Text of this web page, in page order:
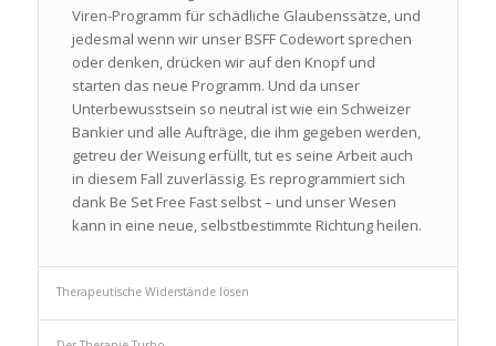
Viren-Programm für schädliche Glaubenssätze, und
jedesmal wenn wir unser BSFF Codewort sprechen
oder denken, drücken wir auf den Knopf und
starten das neue Programm. Und da unser
Unterbewusstsein so neutral ist wie ein Schweizer
Bankier und alle Aufträge, die ihm gegeben werden,
getreu der Weisung erfüllt, tut es seine Arbeit auch
in diesem Fall zuverlässig. Es reprogrammiert sich
dank Be Set Free Fast selbst – und unser Wesen
kann in eine neue, selbstbestimmte Richtung heilen.
Therapeutische Widerstände lösen